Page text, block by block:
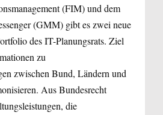
(FIM) und dem
(GMM) gibt es zwei neue
des IT-Planungsrats. Ziel
zu
zwischen Bund, Ländern und
Aus Bundesrecht
die